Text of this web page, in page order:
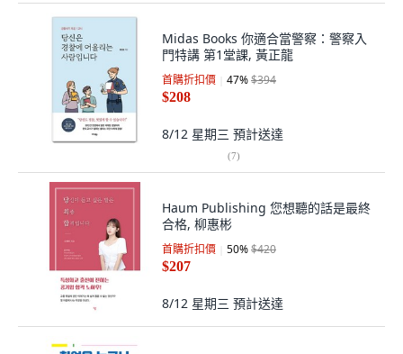
Midas Books 你適合當警察：警察入
門特講 第1堂課, 黃正龍
首購折扣價 47%$394
$208
8/12 星期三 預計送達
(7)
Haum Publishing 您想聽的話是最終
合格, 柳惠彬
首購折扣價 50%$420
$207
8/12 星期三 預計送達